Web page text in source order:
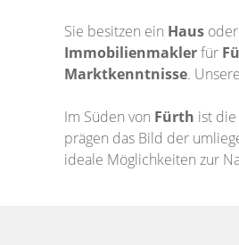
Sie besitzen ein Haus
Immobilienmaklerfür
Marktkenntnisse.
Im Süden von Fürth ist
prägen das Bild der
ideale Möglichkeiten zur